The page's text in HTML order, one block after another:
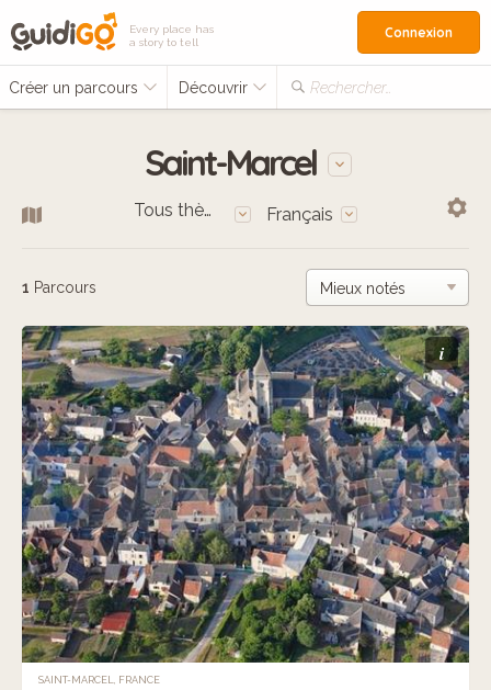
Every place has
a story to tell
Créer un parcours Découvrir Rechercher…
Connexion
Saint-Marcel
Tous thèmes Français
1 Parcours
i
SAINT-MARCEL, FRANCE